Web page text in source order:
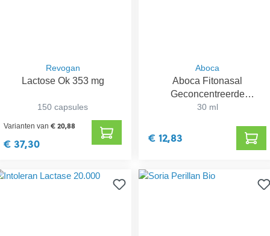
Revogan
Lactose Ok 353 mg
150 capsules
Varianten van€ 20,88
€ 37,30
Aboca
Aboca Fitonasal
Geconcentreerde
Neusspray
30 ml
€ 12,83